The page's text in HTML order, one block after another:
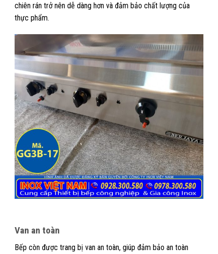
chiên rán trở nên dễ dàng hơn và đảm bảo chất lượng của
thực phẩm.
Van an toàn
Bếp còn được trang bị van an toàn, giúp đảm bảo an toàn